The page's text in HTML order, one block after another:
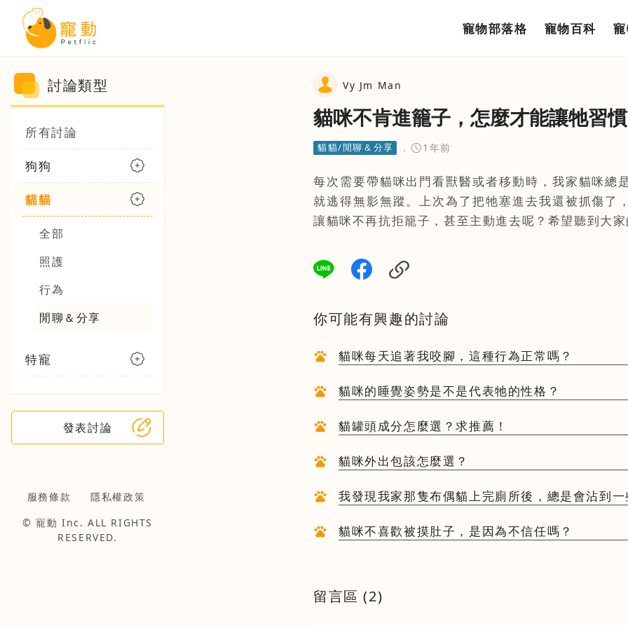
寵物部落格 寵物百科
寵物百科
寵物討論區
討論類型
所有討論
狗狗
貓貓
全部
照護
行為
閒聊＆分享
特寵
發表討論
服務條款
隱私權政策
© 寵動 Inc. ALL RIGHTS
RESERVED.
Vy Jm Man
貓咪不肯進籠子，怎麼才能讓牠習
貓貓/閒聊＆分享 1年前
每次需要帶貓咪出門看獸醫或者移動時，我家貓咪總
就逃得無影無蹤。上次為了把牠塞進去我還被抓傷了
讓貓咪不再抗拒籠子，甚至主動進去呢？希望聽到大
你可能有興趣的討論
貓咪每天追著我咬腳，這種行為正常嗎？
貓咪的睡覺姿勢是不是代表牠的性格？
貓罐頭成分怎麼選？求推薦！
貓咪外出包該怎麼選？
我發現我家那隻布偶貓上完廁所後，總是會沾到
貓咪不喜歡被摸肚子，是因為不信任嗎？
留言區 (2)